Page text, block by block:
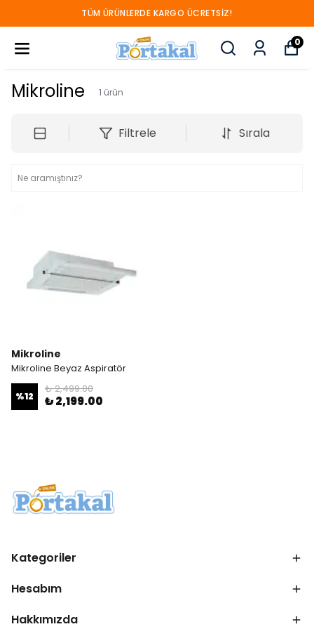
TÜM ÜRÜNLERDE KARGO ÜCRETSIZ!
0
Mikroline 1 ürün
Filtrele Sırala
Mikroline
Mikroline Beyaz Aspiratör
%12
₺ 2,499.00
₺ 2,199.00
Kategoriler
Hesabım
Hakkımızda